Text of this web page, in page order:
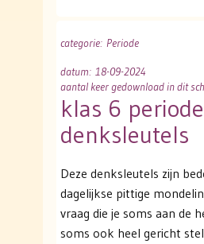
categorie: Periode
datum: 18-09-2024
aantal keer gedownload in dit
klas 6
denksleutels
Deze denksleutels zijn
dagelijkse pittige
vraag die je soms aan de
soms ook heel gericht